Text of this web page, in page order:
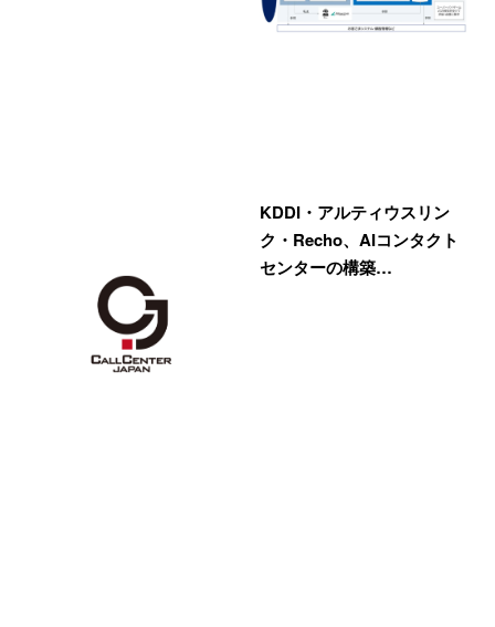
KDDI・アルティウスリン
ク・Recho、AIコンタクト
センターの構築…